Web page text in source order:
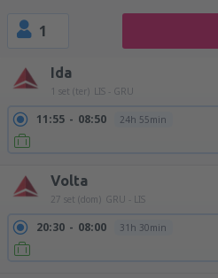
1
Ida
1 set (ter) LIS - GRU
11:55 08:50 24h 55min
Volta
27 set (dom) GRU - LIS
20:30 08:00 31h 30min